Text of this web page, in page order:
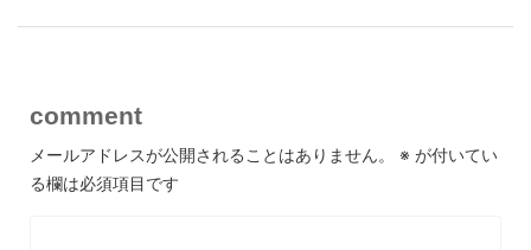
comment
メールアドレスが公開されることはありません。 ※ が付いてい
る欄は必須項目です